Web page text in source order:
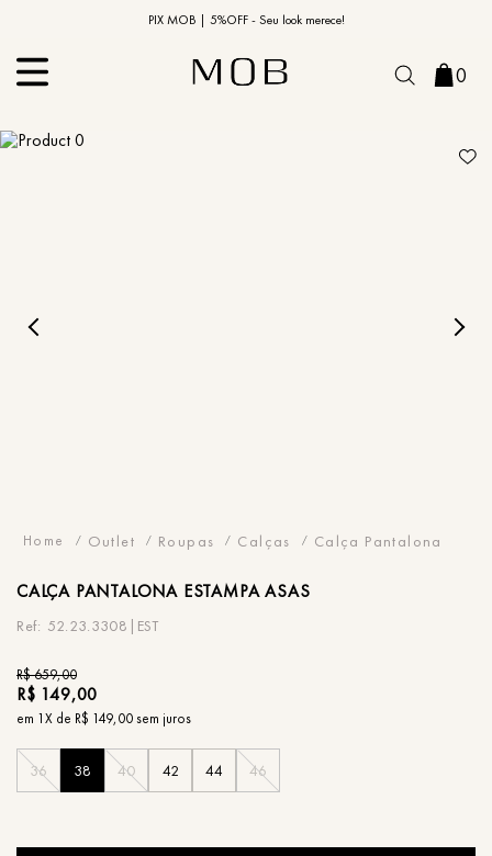
PIX MOB | 5%OFF - Seu look merece!
10% OFF na primeira compra | Cupom: BEMVINDO10*
0
Outlet Roupas Calças Calça Pantalona
CALÇA PANTALONA ESTAMPA ASAS
52.23.3308|EST
R$659,00
R$ 149,00
em 1X de R$ 149,00sem juros
36 38 40 42 44 46